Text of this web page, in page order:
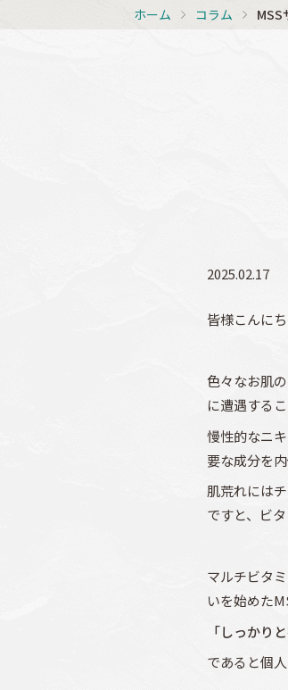
ホーム コラム MSS
2025.02.17
皆様こんにち
色々なお肌
に遭遇する
慢性的なニ
要な成分を
肌荒れには
ですと、ビ
マルチビタ
いを始めた
「しっかり
であると個